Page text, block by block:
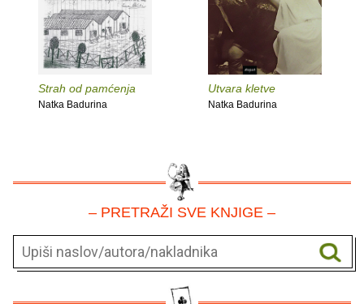
Strah od pamćenja
Natka Badurina
Utvara kletve
Natka Badurina
– PRETRAŽI SVE KNJIGE –